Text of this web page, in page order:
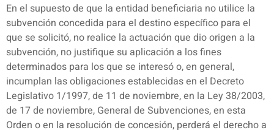
En el supuesto de que la entidad beneficiaria no utilice la
subvención concedida para el destino específico para el
que se solicitó, no realice la actuación que dio origen a la
subvención, no justifique su aplicación a los fines
determinados para los que se interesó o, en general,
incumplan las obligaciones establecidas en el Decreto
Legislativo 1/1997, de 11 de noviembre, en la Ley 38/2003,
de 17 de noviembre, General de Subvenciones, en esta
Orden o en la resolución de concesión, perderá el derecho a